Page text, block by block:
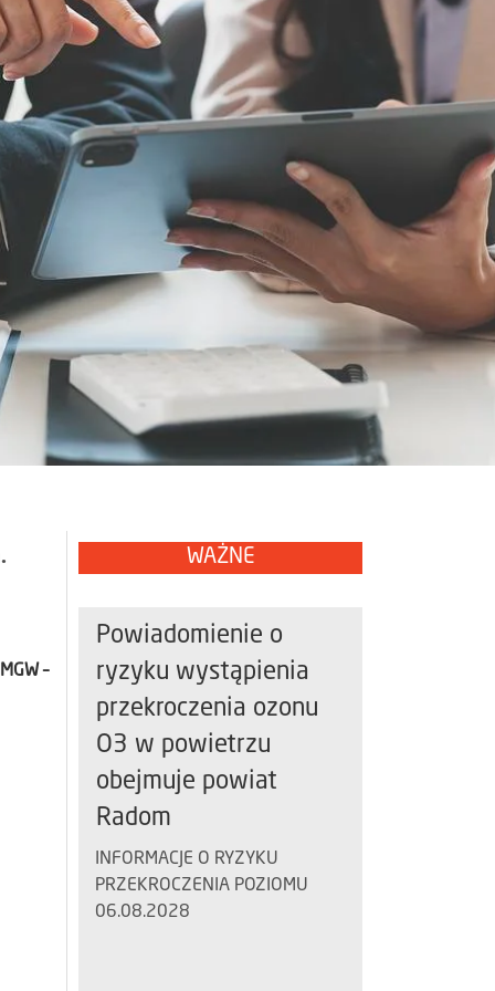
–
WAŻNE
Powiadomienie o
ryzyku wystąpienia
przekroczenia ozonu
O3 w powietrzu
obejmuje powiat
Radom
INFORMACJE O RYZYKU
PRZEKROCZENIA POZIOMU
06.08.2028